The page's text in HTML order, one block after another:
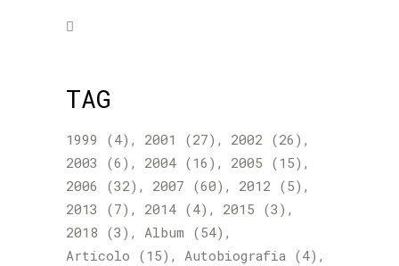
TAG
1999 (4) 2001 (27) 2002 (26)
2003 (6) 2004 (16) 2005 (15)
2006 (32) 2007 (60) 2012 (5)
2013 (7) 2014 (4) 2015 (3)
2018 (3) Album (54)
Articolo (15) Autobiografia (4)